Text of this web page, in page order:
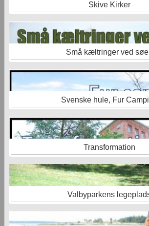
Skive Kirker
Små kæltringer ved
Svenske hule, Fur
Transformation
Valbyparkens